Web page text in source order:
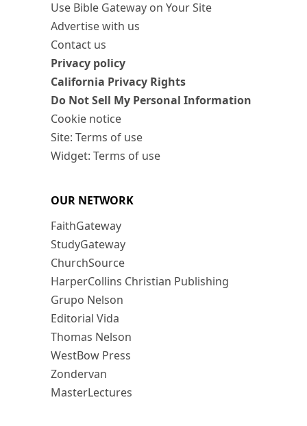
Use Bible Gateway on Your Site
Advertise with us
Contact us
Privacy policy
California Privacy Rights
Do Not Sell My Personal Information
Cookie notice
Site: Terms of use
Widget: Terms of use
OUR NETWORK
FaithGateway
StudyGateway
ChurchSource
HarperCollins Christian Publishing
Grupo Nelson
Editorial Vida
Thomas Nelson
WestBow Press
Zondervan
MasterLectures